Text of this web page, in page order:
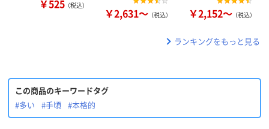
￥525 （税込）
￥2,631～ （税込） ￥2,152～ （税込）
ランキングをもっと見る
この商品のキーワードタグ
#多い
#手頃 #本格的